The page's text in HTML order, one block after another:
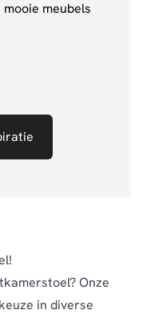
meubels
Onze
in diverse